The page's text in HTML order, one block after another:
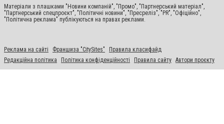
Матеріали з плашками "Новини компаній", "Промо", "Партнерський матеріал",
"Партнерський спецпроєкт", "Політичні новини", "Пресреліз", "PR", "Офіційно",
"Політична реклама" публікуються на правах реклами.
Реклама на сайті Франшиза "CitySites"
Правила класифайд
Редакційна політика
Політика конфіденційності Правила сайту Автори проєкту